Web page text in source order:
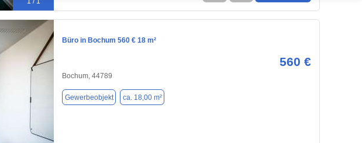
Büro in Bochum 560 € 18 m²
560 €
Bochum, 44789
Gewerbeobjekt ca. 18,00 m²